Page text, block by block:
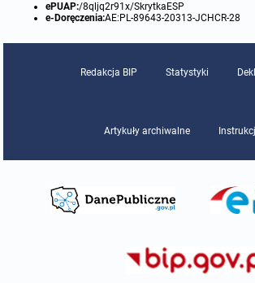
ePUAP:/8qljq2r91x/SkrytkaESP
e-Doręczenia:AE:PL-89643-20313-JCHCR-28
Redakcja BIP Statystyki
Artykuły archiwalne